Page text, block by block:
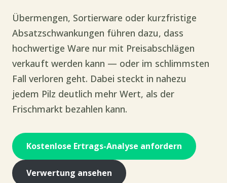
Übermengen, Sortierware oder kurzfristige
Absatzschwankungen führen dazu, dass
hochwertige Ware nur mit Preisabschlägen
verkauft werden kann — oder im schlimmsten
Fall verloren geht. Dabei steckt in nahezu
jedem Pilz deutlich mehr Wert, als der
Frischmarkt bezahlen kann.
Kostenlose Ertrags-Analyse anfordern
Verwertung ansehen